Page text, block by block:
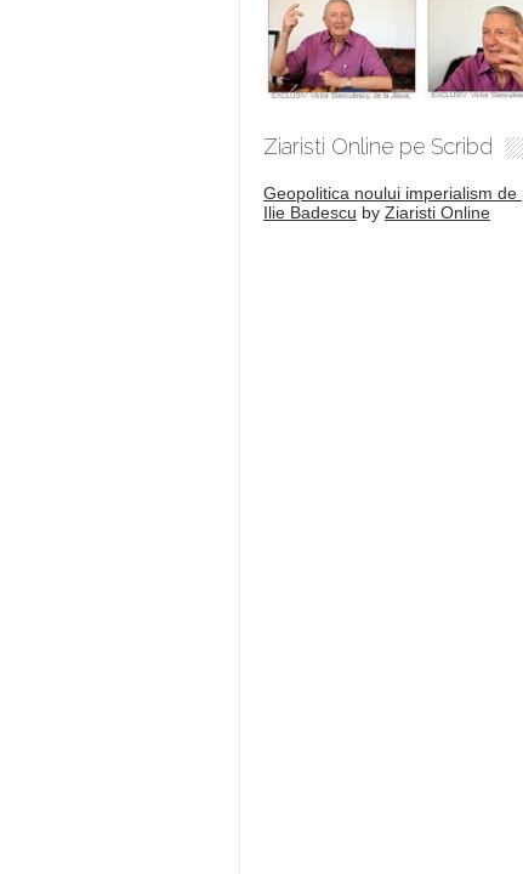
Ziaristi Online pe Scribd
Geopolitica noului imperialism de
Ilie Badescu by Ziaristi Online